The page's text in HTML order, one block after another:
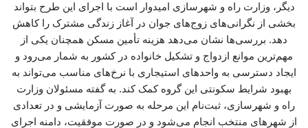
دیگر، وزارت راه و شهرسازی امیدوار است با اجرای این طرح بتواند
بخشی از نگرانی‌های زوج‌های جوان در آغاز زندگی مشترک را کاهش
دهد. بررسی‌ها نشان می‌دهد هزینه تأمین مسکن همچنان یکی از
مهم‌ترین موانع ازدواج و تشکیل خانواده در کشور به شمار می‌رود و
ایجاد دسترسی به واحدهای استیجاری با نرخ‌های مناسب می‌تواند به
بهبود شرایط سکونتی این گروه کمک کند. به گفته مسئولان وزارت
راه و شهرسازی، ثبت‌نام این مرحله به صورت آزمایشی و در تعدادی
از شهرهای منتخب انجام می‌شود و در صورت موفقیت، دامنه اجرای